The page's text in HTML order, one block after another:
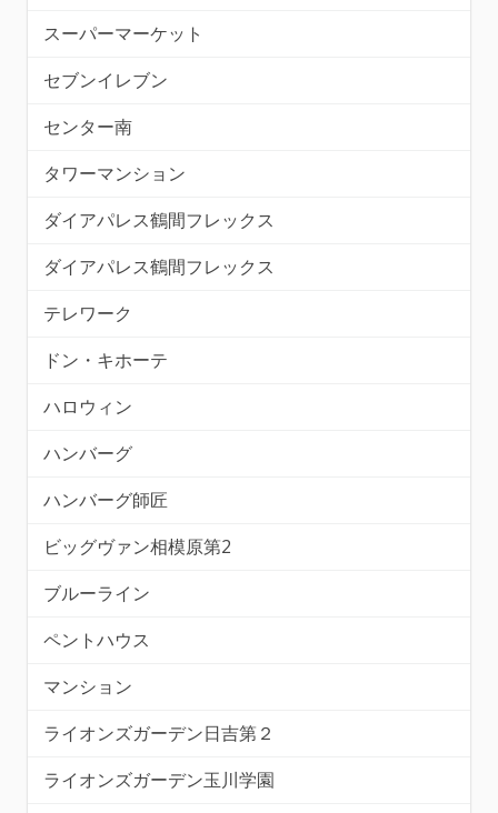
スーパーマーケット
セブンイレブン
センター南
タワーマンション
ダイアパレス鶴間フレックス
ダイアパレス鶴間フレックス
テレワーク
ドン・キホーテ
ハロウィン
ハンバーグ
ハンバーグ師匠
ビッグヴァン相模原第2
ブルーライン
ペントハウス
マンション
ライオンズガーデン日吉第２
ライオンズガーデン玉川学園